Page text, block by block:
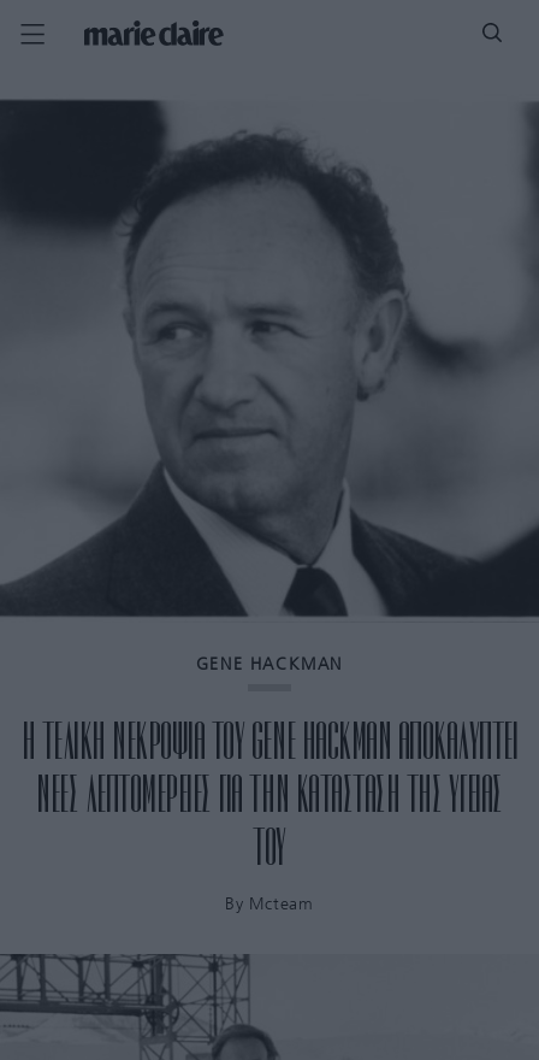
GENE HACKMAN
Η ΤΕΛΙΚΗ ΝΕΚΡΟΨΙΑ ΤΟΥ GENE HACKMAN ΑΠΟΚΑΛΥΠΤΕΙ
ΝΕΕΣ ΛΕΠΤΟΜΕΡΕΙΕΣ ΓΙΑ ΤΗΝ ΚΑΤΑΣΤΑΣΗ ΤΗΣ ΥΓΕΙΑΣ
ΤΟΥ
By Mcteam